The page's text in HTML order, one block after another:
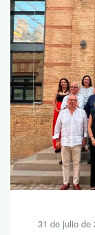
30 de julio